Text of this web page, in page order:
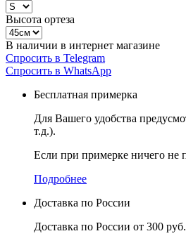
Высота ортеза
В наличии в интернет магазине
Спросить в Telegram
Спросить в WhatsApp
Бесплатная примерка
Для Вашего удобства
т.д.).
Если при примерке ничего не
Подробнее
Доставка по России
Доставка по России от 300